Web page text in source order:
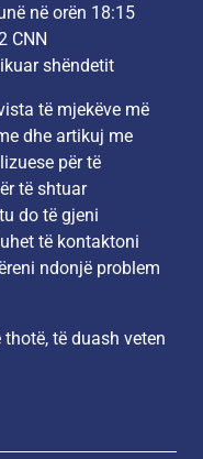
në orën 18:15
CNN
shëndetit
të mjekëve më
dhe artikuj me
për të
të shtuar
do të gjeni
të kontaktoni
ndonjë problem
të duash veten